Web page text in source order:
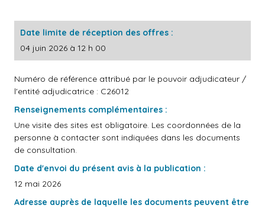
Date limite de réception des offres :
04 juin 2026 à 12 h 00
Numéro de référence attribué par le pouvoir adjudicateur /
l'entité adjudicatrice : C26012
Renseignements complémentaires :
Une visite des sites est obligatoire. Les coordonnées de la
personne à contacter sont indiquées dans les documents
de consultation.
Date d'envoi du présent avis à la publication :
12 mai 2026
Adresse auprès de laquelle les documents peuvent être